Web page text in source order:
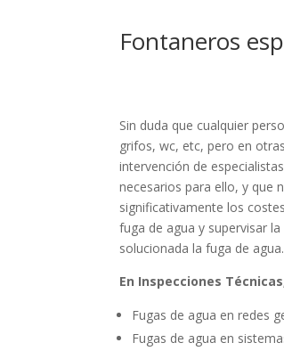
Fontaneros
Sin duda que cualquier
grifos, wc, etc, pero en
intervención de
necesarios para ello, y que
significativamente los
fuga de agua y supervisar
solucionada la fuga de agua.
En Inspecciones
Fugas de agua en redes
Fugas de agua en